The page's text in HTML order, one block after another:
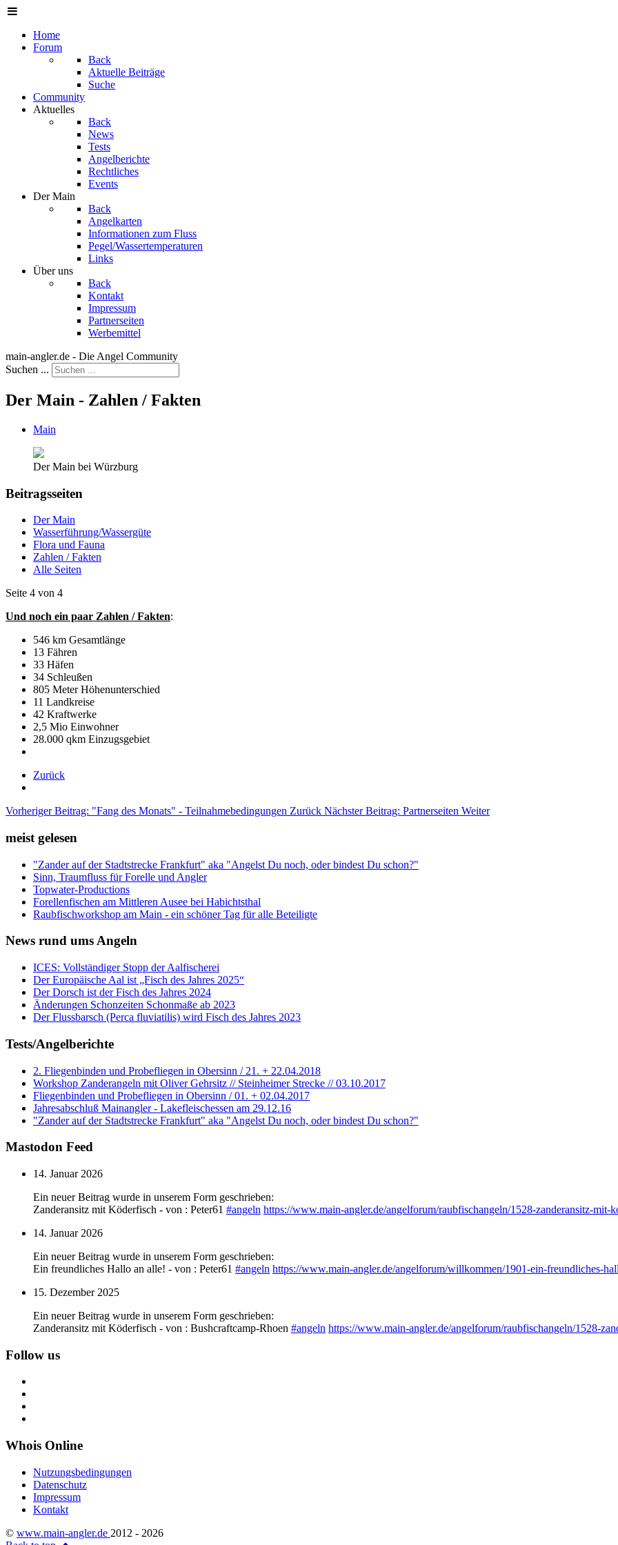
Home
Forum
Back
Aktuelle Beiträge
Suche
Community
Aktuelles
Back
News
Tests
Angelberichte
Rechtliches
Events
Der Main
Back
Angelkarten
Informationen zum Fluss
Pegel/Wassertemperaturen
Links
Über uns
Back
Kontakt
Impressum
Partnerseiten
Werbemittel
main-angler.de - Die Angel Community
Suchen ...
Der Main - Zahlen / Fakten
Main
Der Main bei Würzburg
Beitragsseiten
Der Main
Wasserführung/Wassergüte
Flora und Fauna
Zahlen / Fakten
Alle Seiten
Seite 4 von 4
Und noch ein paar Zahlen / Fakten:
546 km Gesamtlänge
13 Fähren
33 Häfen
34 Schleußen
805 Meter Höhenunterschied
11 Landkreise
42 Kraftwerke
2,5 Mio Einwohner
28.000 qkm Einzugsgebiet
Zurück
Vorheriger Beitrag: "Fang des Monats" - Teilnahmebedingungen Zurück Nächster Beitrag: Partnerseiten Weiter
meist gelesen
"Zander auf der Stadtstrecke Frankfurt" aka "Angelst Du noch, oder bindest Du schon?"
Sinn, Traumfluss für Forelle und Angler
Topwater-Productions
Forellenfischen am Mittleren Ausee bei Habichtsthal
Raubfischworkshop am Main - ein schöner Tag für alle Beteiligte
News rund ums Angeln
ICES: Vollständiger Stopp der Aalfischerei
Der Europäische Aal ist „Fisch des Jahres 2025“
Der Dorsch ist der Fisch des Jahres 2024
Änderungen Schonzeiten Schonmaße ab 2023
Der Flussbarsch (Perca fluviatilis) wird Fisch des Jahres 2023
Tests/Angelberichte
2. Fliegenbinden und Probefliegen in Obersinn / 21. + 22.04.2018
Workshop Zanderangeln mit Oliver Gehrsitz // Steinheimer Strecke // 03.10.2017
Fliegenbinden und Probefliegen in Obersinn / 01. + 02.04.2017
Jahresabschluß Mainangler - Lakefleischessen am 29.12.16
"Zander auf der Stadtstrecke Frankfurt" aka "Angelst Du noch, oder bindest Du schon?"
Mastodon Feed
14. Januar 2026
Ein neuer Beitrag wurde in unserem Form geschrieben:
Zanderansitz mit Köderfisch - von : Peter61 #angeln https://www.main-angler.de/angelforum/raubfischangeln/1528-zanderansitz-mit-
14. Januar 2026
Ein neuer Beitrag wurde in unserem Form geschrieben:
Ein freundliches Hallo an alle! - von : Peter61 #angeln https://www.main-angler.de/angelforum/willkommen/1901-ein-freundliches-
15. Dezember 2025
Ein neuer Beitrag wurde in unserem Form geschrieben:
Zanderansitz mit Köderfisch - von : Bushcraftcamp-Rhoen #angeln https://www.main-angler.de/angelforum/raubfischangeln/1528-
Follow us
Whois Online
Nutzungsbedingungen
Datenschutz
Impressum
Kontakt
© www.main-angler.de 2012 - 2026